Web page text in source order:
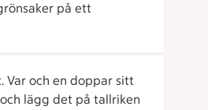
på ett
Var och en doppar sitt
lägg det på tallriken